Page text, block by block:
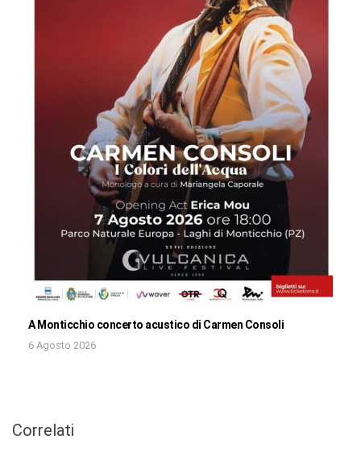
A Monticchio concerto acustico di Carmen Consoli
6 Agosto 2026
Correlati